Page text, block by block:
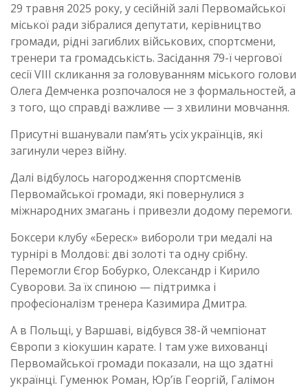
29 травня 2025 року, у сесійній залі Первомайської
міської ради зібралися депутати, керівництво
громади, рідні загиблих військових, спортсмени,
тренери та громадськість. Засідання 79-ї чергової
сесії VIII скликання за головуванням міського голови
Олега Демченка розпочалося не з формальностей, а
з того, що справді важливе — з хвилини мовчання.
Присутні вшанували пам’ять усіх українців, які
загинули через війну.
Далі відбулось нагородження спортсменів
Первомайської громади, які повернулися з
міжнародних змагань і привезли додому перемоги.
Боксери клубу «Береск» вибороли три медалі на
турнірі в Молдові: дві золоті та одну срібну.
Перемогли Єгор Бобурко, Олександр і Кирило
Суворови. За їх спиною — підтримка і
професіоналізм тренера Казимира Дмитра.
А в Польщі, у Варшаві, відбувся 38-й чемпіонат
Європи з кіокушин карате. І там уже вихованці
Первомайської громади показали, на що здатні
українці. Гуменюк Роман, Юр’їв Георгій, Галімон